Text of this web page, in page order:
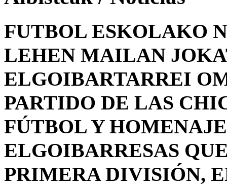
FUTBOL ESKOLAKO
LEHEN MAILAN
ELGOIBARTARREI
PARTIDO DE LAS
FÚTBOL Y
ELGOIBARRESAS
PRIMERA DIVISIÓN,